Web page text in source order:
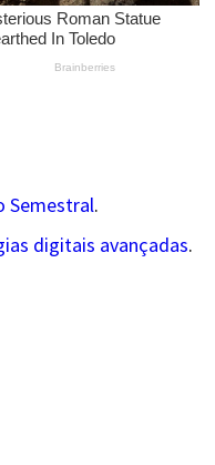
Semestral.
digitais avançadas.